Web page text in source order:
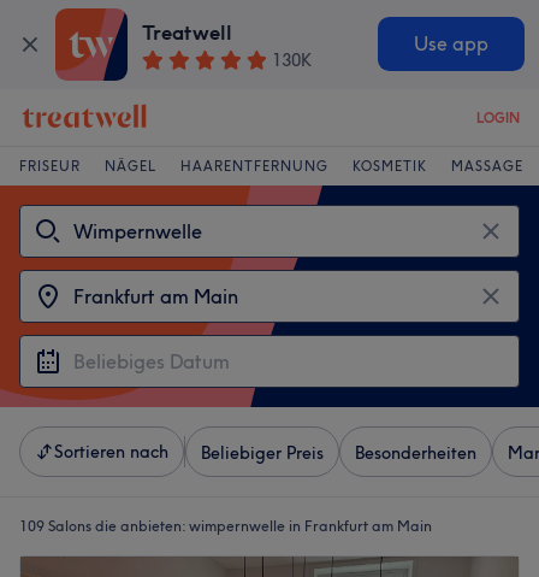
Treatwell
130K
Use app
LOGIN
FRISEUR NÄGEL HAARENTFERNUNG KOSMETIK MASSAGE
Sortieren nach Beliebiger Preis Besonderheiten
109 Salons die anbieten: wimpernwelle in Frankfurt am Main